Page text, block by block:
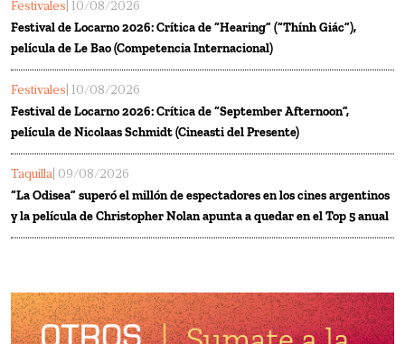
Festivales | 10/08/2026
Festival de Locarno 2026: Crítica de “Hearing” (“Thính Giác”),
película de Le Bao (Competencia Internacional)
Festivales | 10/08/2026
Festival de Locarno 2026: Crítica de “September Afternoon”,
película de Nicolaas Schmidt (Cineasti del Presente)
Taquilla | 09/08/2026
“La Odisea” superó el millón de espectadores en los cines argentinos
y la película de Christopher Nolan apunta a quedar en el Top 5 anual